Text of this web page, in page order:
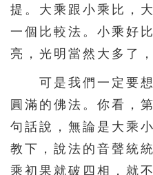
提。大乘跟小乘比，
一個比較法。小乘好
亮，光明當然大多了
可是我們一定要想
圓滿的佛法。你看，
句話說，無論是大乘
教下，說法的音聲統
乘初果就破四相，就